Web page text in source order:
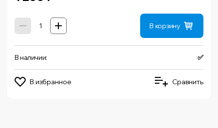
В корзину
В наличии: ✅
В избранное Сравнить